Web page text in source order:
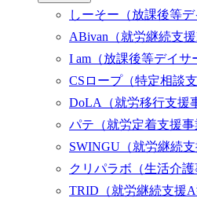
しーそー （放課後等
ABivan （就労継続支
I am （放課後等デイサ
CSロープ（特定相談
DoLA
（就労移行支援
パテ （就労定着支援事
SWINGU （就労継続
クリパラボ （生活介護
TRID （就労継続支援